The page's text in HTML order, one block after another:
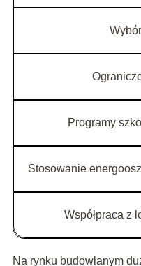
Programy
Stosowanie
Współpraca z
Na rynku budowlanym